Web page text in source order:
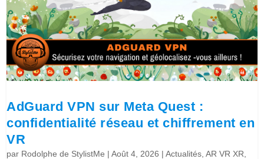
AdGuard VPN sur Meta Quest :
confidentialité réseau et chiffrement en
VR
par Rodolphe de StylistMe |Août 4, 2026 |Actualités ,AR VR XR